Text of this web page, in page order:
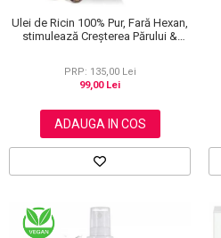
Ulei de Ricin 100% Pur, Fară Hexan,
stimulează Creșterea Părului &
PRP: 135,00 Lei
99,00 Lei
ADAUGA IN COS